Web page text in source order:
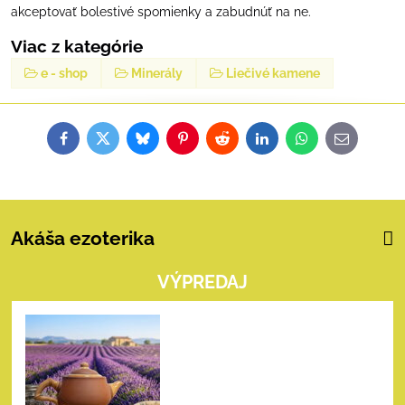
akceptovať bolestivé spomienky a zabudnúť na ne.
Viac z kategórie
e - shop Minerály Liečivé kamene
FacebookTwitterBlueskyPinterestRedditLinkedInWhatsApp
E-
mail
Akáša ezoterika
VÝPREDAJ